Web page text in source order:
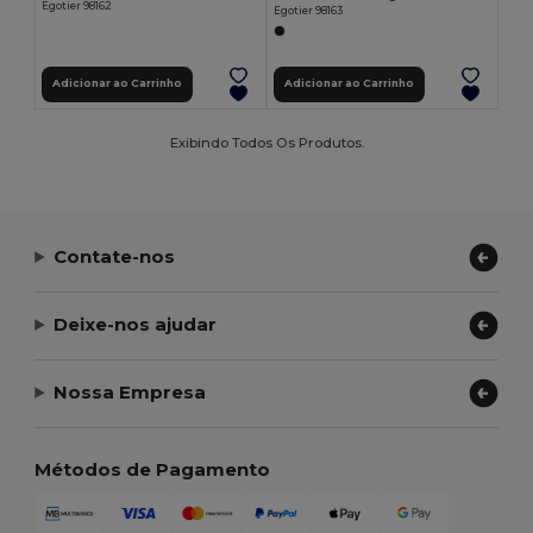
Egotier 98162
Adicionar ao Carrinho
Egotier 98163
Adicionar ao Carrinho
Exibindo Todos Os Produtos.
Contate-nos
Deixe-nos ajudar
Nossa Empresa
Métodos de Pagamento